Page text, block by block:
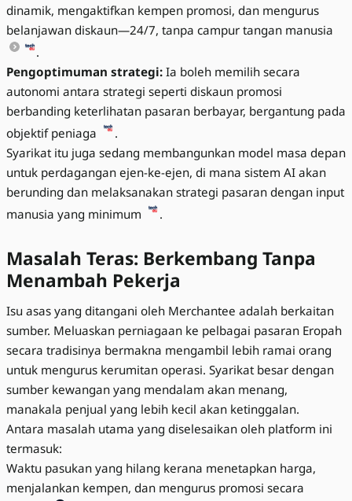
dinamik, mengaktifkan kempen promosi, dan mengurus
belanjawan diskaun—24/7, tanpa campur tangan manusia
.
Pengoptimuman strategi: Ia boleh memilih secara
autonomi antara strategi seperti diskaun promosi
berbanding keterlihatan pasaran berbayar, bergantung pada
objektif peniaga
.
Syarikat itu juga sedang membangunkan model masa depan
untuk perdagangan ejen-ke-ejen, di mana sistem AI akan
berunding dan melaksanakan strategi pasaran dengan input
manusia yang minimum
.
Masalah Teras: Berkembang Tanpa
Menambah Pekerja
Isu asas yang ditangani oleh Merchantee adalah berkaitan
sumber. Meluaskan perniagaan ke pelbagai pasaran Eropah
secara tradisinya bermakna mengambil lebih ramai orang
untuk mengurus kerumitan operasi. Syarikat besar dengan
sumber kewangan yang mendalam akan menang,
manakala penjual yang lebih kecil akan ketinggalan.
Antara masalah utama yang diselesaikan oleh platform ini
termasuk:
Waktu pasukan yang hilang kerana menetapkan harga,
menjalankan kempen, dan mengurus promosi secara